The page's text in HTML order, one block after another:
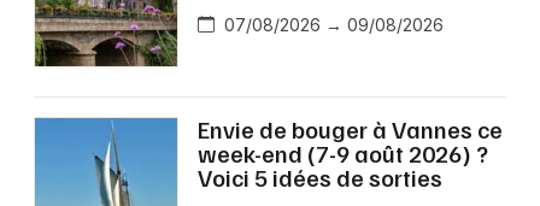
07/08/2026 → 09/08/2026
Envie de bouger à Vannes ce
week-end (7-9 août 2026) ?
Voici 5 idées de sorties